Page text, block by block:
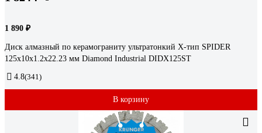
1 890 ₽
Диск алмазный по керамограниту ультратонкий X-тип SPIDER
125x10x1.2x22.23 мм Diamond Industrial DIDX125ST
4.8(341)
В корзину